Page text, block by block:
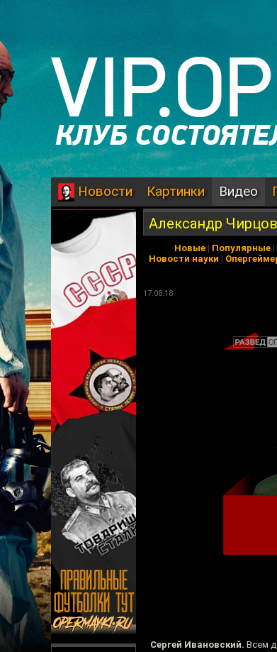
Новости Картинки Видео
Александр
Новые | Популярные |
Новости науки |
17.08.18
Сергей Ивановский. Всем